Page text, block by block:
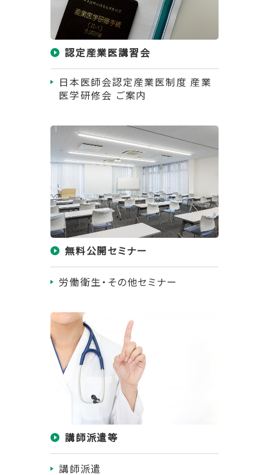
認定産業医講習会
日本医師会認定産業医制度 産業
医学研修会 ご案内
無料公開セミナー
労働衛生・その他セミナー
講師派遣等
講師派遣